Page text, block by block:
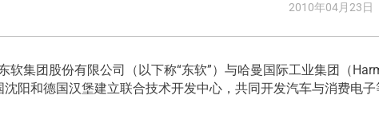
2010年04月23日
软集团股份有限公司（以下称“东软”）与哈曼国际工业集团（
阳和德国汉堡建立联合技术开发中心，共同开发汽车与消费电